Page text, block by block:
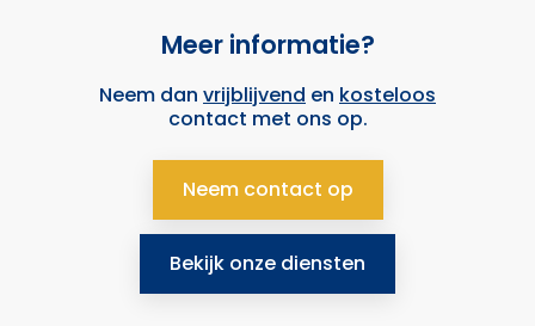
Meer informatie?
Neem dan vrijblijvend en kosteloos
contact met ons op.
Neem contact op
Bekijk onze diensten